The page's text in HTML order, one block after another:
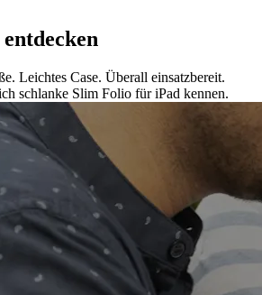
Leichtes Case. Überall einsatzbereit.
schlanke Slim Folio für iPad kennen.